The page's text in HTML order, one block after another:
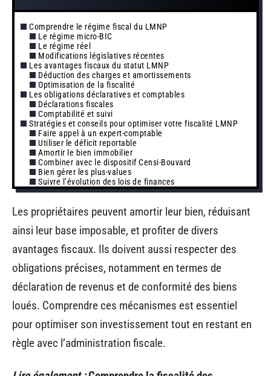
Comprendre le régime fiscal du LMNP
Le régime micro-BIC
Le régime réel
Modifications législatives récentes
Les avantages fiscaux du statut LMNP
Déduction des charges et amortissements
Optimisation de la fiscalité
Les obligations déclaratives et comptables
Déclarations fiscales
Comptabilité et suivi
Stratégies et conseils pour optimiser votre fiscalité LMNP
Faire appel à un expert-comptable
Utiliser le déficit reportable
Amortir le bien immobilier
Combiner avec le dispositif Censi-Bouvard
Bien gérer les plus-values
Suivre l’évolution des lois de finances
Les propriétaires peuvent amortir leur bien, réduisant
ainsi leur base imposable, et profiter de divers
avantages fiscaux. Ils doivent aussi respecter des
obligations précises, notamment en termes de
déclaration de revenus et de conformité des biens
loués. Comprendre ces mécanismes est essentiel
pour optimiser son investissement tout en restant en
règle avec l’administration fiscale.